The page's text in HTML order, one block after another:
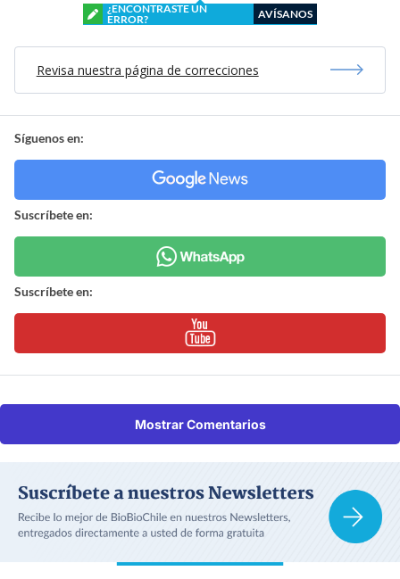
¿ENCONTRASTE UN
ERROR?
AVÍSANOS
Revisa nuestra página de correcciones
Síguenos en:
Suscríbete en:
Suscríbete en:
Mostrar Comentarios